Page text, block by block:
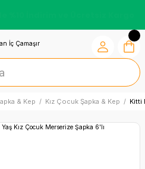
& Kep Kız Çocuk Şapka & Kep Kitti